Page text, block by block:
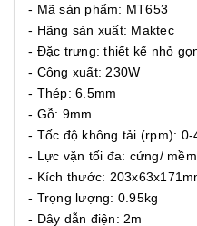
- Mã sản phẩm: MT653
- Hãng sản xuất: Maktec
- Đặc trưng: thiết kế nhỏ
- Công xuất: 230W
- Thép: 6.5mm
- Gỗ: 9mm
- Tốc độ không tải (rpm): 0-
- Lực vặn tối đa: cứng/
- Kích thước:
- Trọng lượng: 0.95kg
- Dây dẫn điện: 2m